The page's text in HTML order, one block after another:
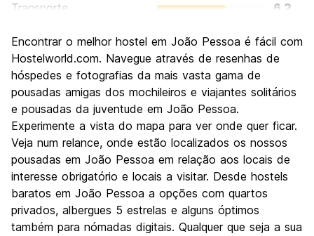
Transporte
6.2
Cultura
8.0
Festas / vida noturna
Custo-beneficio
8.6
Encontrar o melhor hostel em João Pessoa é fácil com
Hostelworld.com. Navegue através de resenhas de
hóspedes e fotografias da mais vasta gama de
pousadas amigas dos mochileiros e viajantes solitários
e pousadas da juventude em João Pessoa.
Experimente a vista do mapa para ver onde quer ficar.
Veja num relance, onde estão localizados os nossos
pousadas em João Pessoa em relação aos locais de
interesse obrigatório e locais a visitar. Desde hostels
baratos em João Pessoa a opções com quartos
privados, albergues 5 estrelas e alguns óptimos
também para nómadas digitais. Qualquer que seja a sua